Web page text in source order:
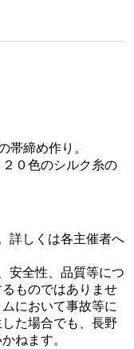
締め作り。
０色のシルク糸の
詳しくは各主催者へ
安全性、品質等につ
ものではありませ
において事故等に
た場合でも、長野
ねます。